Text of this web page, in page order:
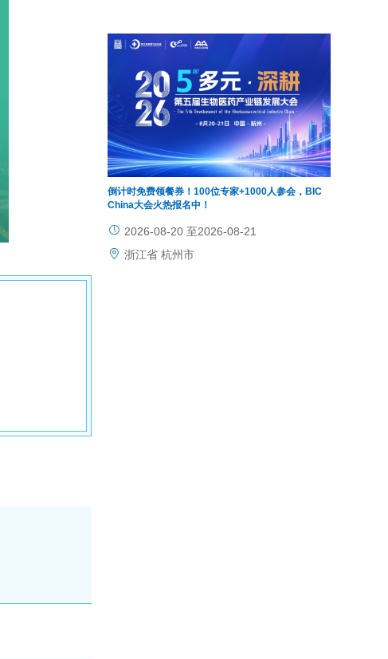
倒计时免费领餐券！100位专家+1000人参会，BIC
China大会火热报名中！
2026-08-20 至2026-08-21
浙江省 杭州市